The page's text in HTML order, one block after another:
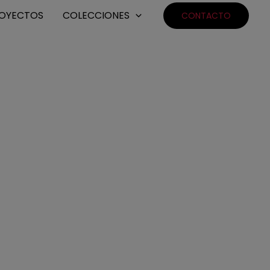
COLECCIONES CONTACTO